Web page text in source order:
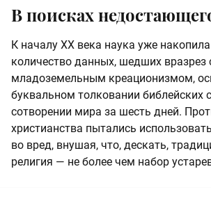
В поисках
К началу XX века наука уже
количество данных, шедших вразрез
младоземельным креационизмом,
буквальном толковании библейских
сотворении мира за шесть дней.
христианства пытались
во вред, внушая, что, дескать,
религия — не более чем набор